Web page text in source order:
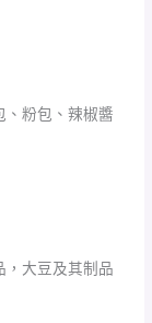
、粉包、辣椒醬
，大豆及其制品